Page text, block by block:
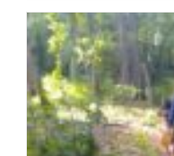
Poder
Hablar
Nuestra
Lengua”